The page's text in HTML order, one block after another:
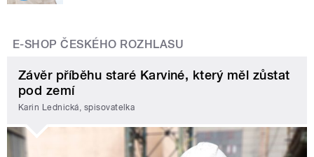
E-SHOP ČESKÉHO ROZHLASU
Závěr příběhu staré Karviné, který měl zůstat
pod zemí
Karin Lednická, spisovatelka